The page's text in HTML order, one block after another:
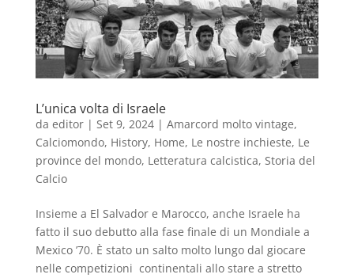
L’unica volta di Israele
da editor| Set 9, 2024| Amarcord molto vintage,
Calciomondo, History, Home, Le nostre inchieste, Le
province del mondo, Letteratura calcistica, Storia del
Calcio
Insieme a El Salvador e Marocco, anche Israele ha
fatto il suo debutto alla fase finale di un Mondiale a
Mexico ’70. È stato un salto molto lungo dal giocare
nelle competizioni continentali allo stare a stretto